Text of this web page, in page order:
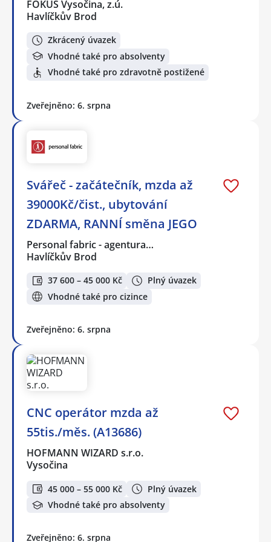
FOKUS Vysočina, z.ú.
Havlíčkův Brod
Zkrácený úvazek
Vhodné také pro absolventy
Vhodné také pro zdravotně postižené
Zveřejněno: 6. srpna
Svářeč - začátečník, mzda až
39000Kč/čist., ubytování
ZDARMA, RANNÍ směna JEGO
Personal fabric - agentura…
Havlíčkův Brod
37 600 – 45 000 Kč
Plný úvazek
Vhodné také pro cizince
Zveřejněno: 6. srpna
CNC operátor mzda až
55tis./měs. (A13686)
HOFMANN WIZARD s.r.o.
Vysočina
45 000 – 55 000 Kč
Plný úvazek
Vhodné také pro absolventy
Zveřejněno: 6. srpna